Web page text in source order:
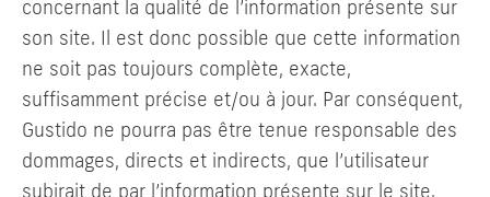
concernant la qualité de l’information présente sur
son site. Il est donc possible que cette information
ne soit pas toujours complète, exacte,
suffisamment précise et/ou à jour. Par conséquent,
Gustido ne pourra pas être tenue responsable des
dommages, directs et indirects, que l’utilisateur
subirait de par l’information présente sur le site.